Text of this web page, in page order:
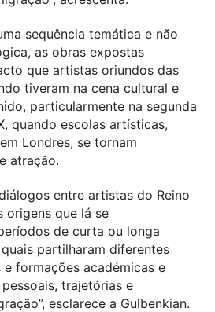
sequência temática e não
as obras expostas
que artistas oriundos das
tiveram na cena cultural e
particularmente na segunda
quando escolas artísticas,
Londres, se tornam
atração.
entre artistas do Reino
origens que lá se
de curta ou longa
partilharam diferentes
formações académicas e
trajetórias e
esclarece a Gulbenkian.